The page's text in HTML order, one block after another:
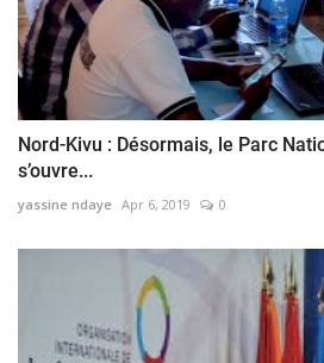
Nord-Kivu : Désormais, le Parc
s’ouvre...
yassine ndaye Apr 6, 2019 0